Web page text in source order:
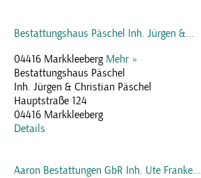
Bestattungshaus Päschel Inh. Jürgen &...
04416 Markkleeberg Mehr »
Bestattungshaus Päschel
Inh. Jürgen & Christian Päschel
Hauptstraße 124
04416 Markkleeberg
Details
Aaron Bestattungen GbR Inh. Ute Franke...